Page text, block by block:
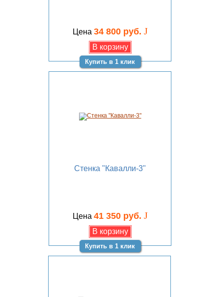
Цена 34 800 руб. J
Купить в 1 клик
Стенка "Кавалли-3"
Цена 41 350 руб. J
Купить в 1 клик